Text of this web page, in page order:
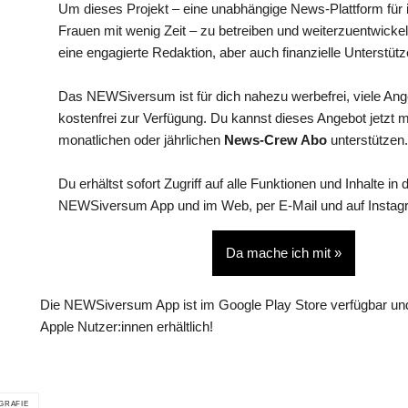
Um dieses Projekt – eine unabhängige News-Plattform für
Frauen mit wenig Zeit – zu betreiben und
eine engagierte Redaktion, aber auch finanzielle
Das NEWSiversum ist für dich nahezu werbefrei, viele
kostenfrei zur Verfügung. Du kannst dieses Angebot jetzt
monatlichen oder jährlichen News-Crew Abo unterstützen.
Du erhältst sofort Zugriff auf alle Funktionen und Inhalte in
NEWSiversum App und im Web, per E-Mail und auf
Da mache ich mit »
Die NEWSiversum App ist im Google Play Store verfügbar
Apple Nutzer:innen erhältlich!